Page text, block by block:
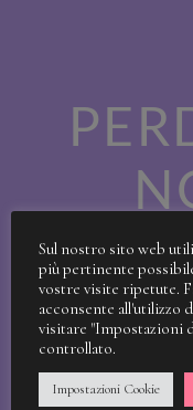
Sul nostro sito web
più pertinente
vostre visite ripetute.
acconsente all'utilizzo
visitare "Impostazioni
controllato.
Impostazioni Cookie